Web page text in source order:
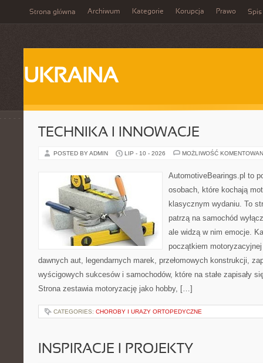
Strona główna Archiwum Kategorie Korupcja Prawo Spis
UKRAINA
TECHNIKA I INNOWACJE
POSTED BY ADMIN LIP - 10 - 2026 MOŻLIWOŚĆ
AutomotiveBearings.pl to
osobach, które kochają
klasycznym wydaniu. To
patrzą na samochód
ale widzą w nim emocje.
początkiem
dawnych aut, legendarnych marek, przełomowych konstrukcji,
wyścigowych sukcesów i samochodów, które na stałe zapisały
Strona zestawia motoryzację jako hobby, […]
CATEGORIES: CHOROBY I URAZY ORTOPEDYCZNE
INSPIRACJE I PROJEKTY